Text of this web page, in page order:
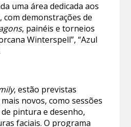
uma área dedicada aos
demonstrações de
, painéis e torneios
Winterspell”, “Azul
, estão previstas
novos, como sessões
pintura e desenho,
faciais. O programa